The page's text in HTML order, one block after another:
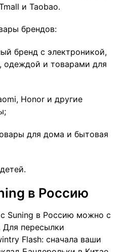
и Taobao.
брендов:
бренд с электроникой,
одеждой и товарами для
Honor и другие
для дома и бытовая
в Россию
Suning в Россию можно с
пересылки
Flash: сначала ваши